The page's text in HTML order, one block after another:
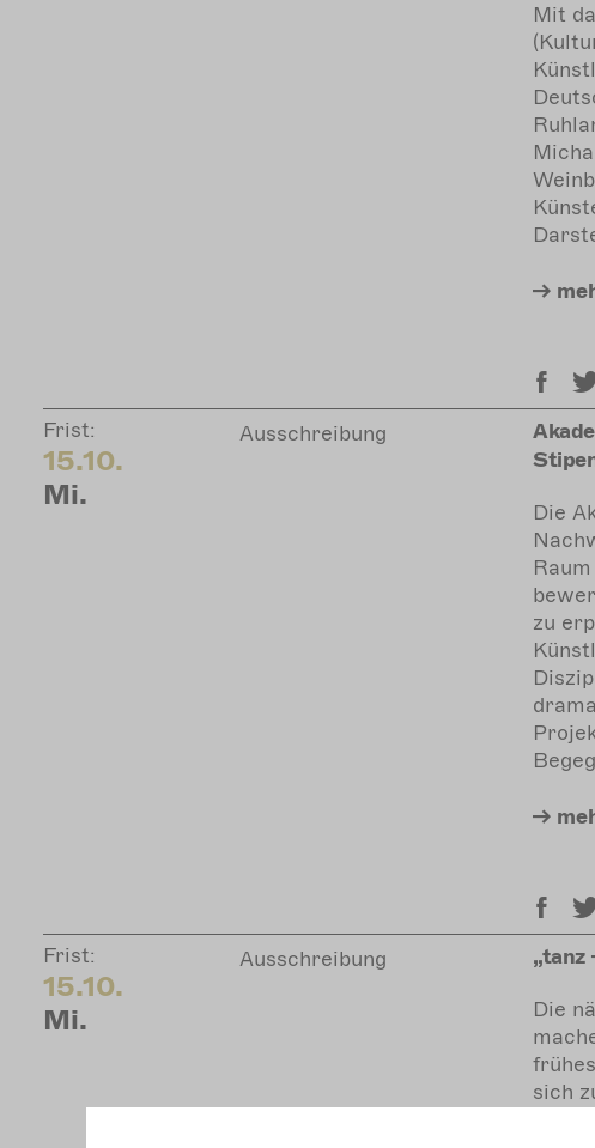
Mit
Frist:
15.10.
Mi.
Ausschreibung
Die
zu
Frist:
15.10.
Mi.
Ausschreibung
Die
sich